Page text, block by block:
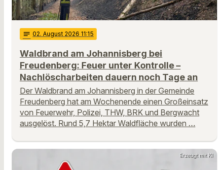
notes 02. August 2026 11:15
Waldbrand am Johannisberg bei
Freudenberg: Feuer unter Kontrolle –
Nachlöscharbeiten dauern noch Tage an
Der Waldbrand am Johannisberg in der Gemeinde
Freudenberg hat am Wochenende einen Großeinsatz
von Feuerwehr, Polizei, THW, BRK und Bergwacht
ausgelöst. Rund 5,7 Hektar Waldfläche wurden …
Erzeugt mit KI